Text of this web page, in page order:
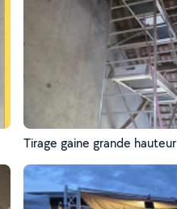
Tirage gaine grande hauteur